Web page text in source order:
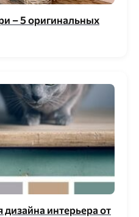
– 5 оригинальных
интерьера от